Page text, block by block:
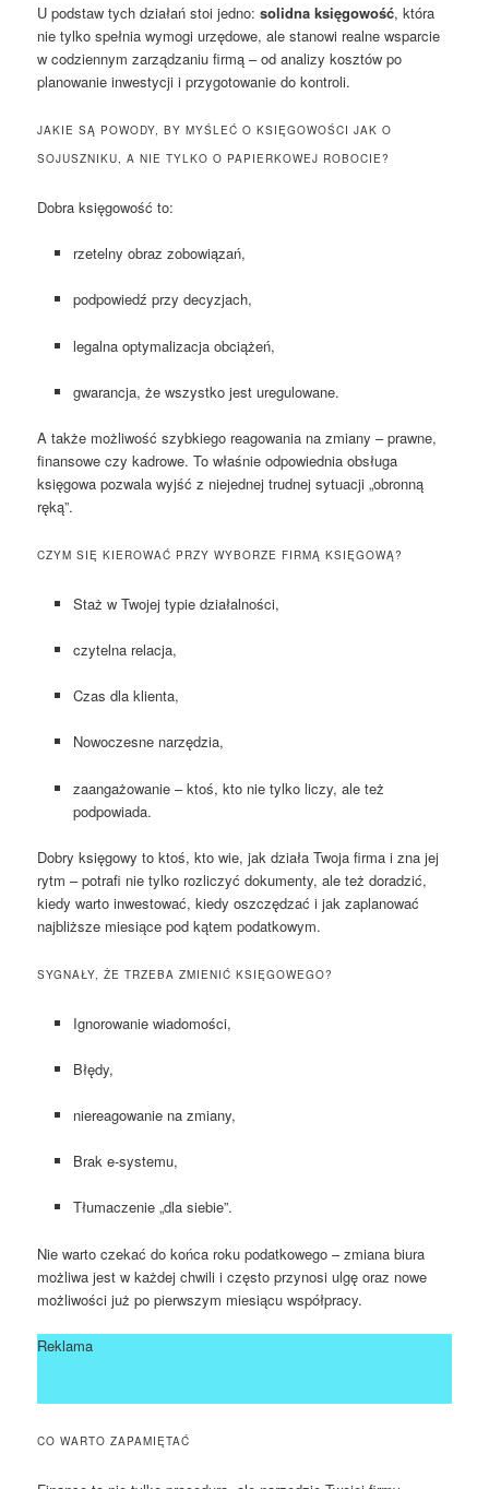
U podstaw tych działań stoi jedno:solidna księgowość, która
nie tylko spełnia wymogi urzędowe, ale stanowi realne wsparcie
w codziennym zarządzaniu firmą – od analizy kosztów po
planowanie inwestycji i przygotowanie do kontroli.
JAKIE SĄ POWODY, BY MYŚLEĆ O KSIĘGOWOŚCI JAK O
SOJUSZNIKU, A NIE TYLKO O PAPIERKOWEJ ROBOCIE?
Dobra księgowość to:
rzetelny obraz zobowiązań,
podpowiedź przy decyzjach,
legalna optymalizacja obciążeń,
gwarancja, że wszystko jest uregulowane.
A także możliwość szybkiego reagowania na zmiany – prawne,
finansowe czy kadrowe. To właśnie odpowiednia obsługa
księgowa pozwala wyjść z niejednej trudnej sytuacji „obronną
ręką”.
CZYM SIĘ KIEROWAĆ PRZY WYBORZE FIRMĄ KSIĘGOWĄ?
Staż w Twojej typie działalności,
czytelna relacja,
Czas dla klienta,
Nowoczesne narzędzia,
zaangażowanie – ktoś, kto nie tylko liczy, ale też
podpowiada.
Dobry księgowy to ktoś, kto wie, jak działa Twoja firma i zna jej
rytm – potrafi nie tylko rozliczyć dokumenty, ale też doradzić,
kiedy warto inwestować, kiedy oszczędzać i jak zaplanować
najbliższe miesiące pod kątem podatkowym.
SYGNAŁY, ŻE TRZEBA ZMIENIĆ KSIĘGOWEGO?
Ignorowanie wiadomości,
Błędy,
niereagowanie na zmiany,
Brak e-systemu,
Tłumaczenie „dla siebie”.
Nie warto czekać do końca roku podatkowego – zmiana biura
możliwa jest w każdej chwili i często przynosi ulgę oraz nowe
możliwości już po pierwszym miesiącu współpracy.
Reklama
CO WARTO ZAPAMIĘTAĆ